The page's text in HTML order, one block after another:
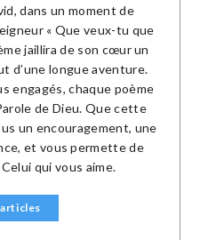
dans un moment de
« Que veux-tu que
jaillira de son cœur un
d’une longue aventure.
engagés, chaque poème
de Dieu. Que cette
un encouragement, une
et vous permette de
qui vous aime.